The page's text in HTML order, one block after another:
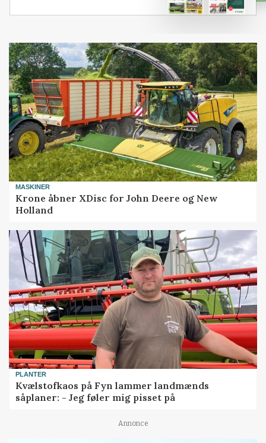
MASKINER
Krone åbner XDisc for John Deere og New
Holland
PLANTER
Kvælstofkaos på Fyn lammer landmænds
såplaner: - Jeg føler mig pisset på
Annonce